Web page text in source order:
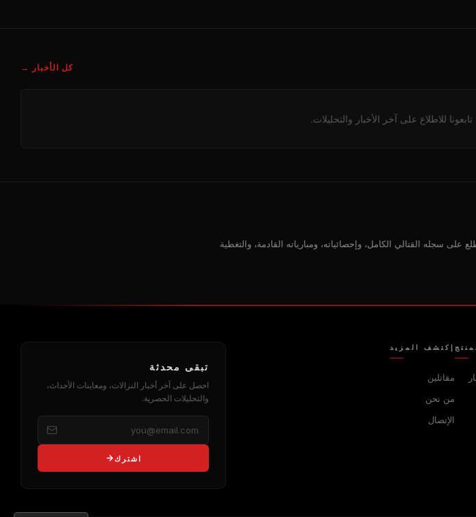
كل الأخبار →
للاطلاع على آخر الأخبار والتحليلات.
سجله القتالي الكامل، وإحصائياته، ومبارياته القادمة، والتغطية
إكتشف المزيد
مقاتلين
من نحن
الإتصال
تبقى محدثة
احصل على آخر أخبار النزالات، ومعاينات الأحداث،
والتحليلات الحصرية.
اشترك